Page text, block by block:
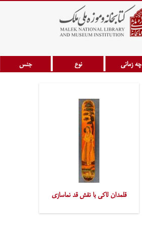
چه زمانی نوع جنس
قلمدان لاکی با نقش قد نماسازی